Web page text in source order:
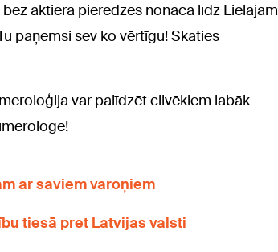
aktiera pieredzes nonāca līdz Lielajam
paņemsi sev ko vērtīgu! Skaties
var palīdzēt cilvēkiem labāk
ar saviem varoņiem
tiesā pret Latvijas valsti